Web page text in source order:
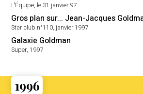
L'Équipe, le 31 janvier 97
Gros plan sur... Jean-Jacques
Star club n°110, janvier 1997
Galaxie Goldman
Super, 1997
1996